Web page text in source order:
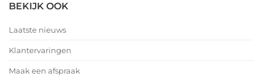
BEKIJK OOK
Laatste nieuws
Klantervaringen
Maak een afspraak